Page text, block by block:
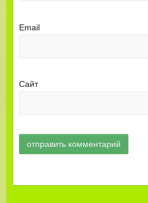
Email
Сайт